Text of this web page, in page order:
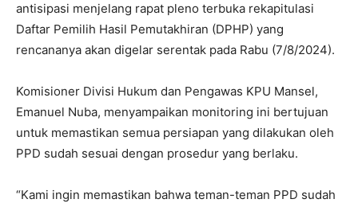
antisipasi menjelang rapat pleno terbuka rekapitulasi
Daftar Pemilih Hasil Pemutakhiran (DPHP) yang
rencananya akan digelar serentak pada Rabu (7/8/2024).
Komisioner Divisi Hukum dan Pengawas KPU Mansel,
Emanuel Nuba, menyampaikan monitoring ini bertujuan
untuk memastikan semua persiapan yang dilakukan oleh
PPD sudah sesuai dengan prosedur yang berlaku.
“Kami ingin memastikan bahwa teman-teman PPD sudah